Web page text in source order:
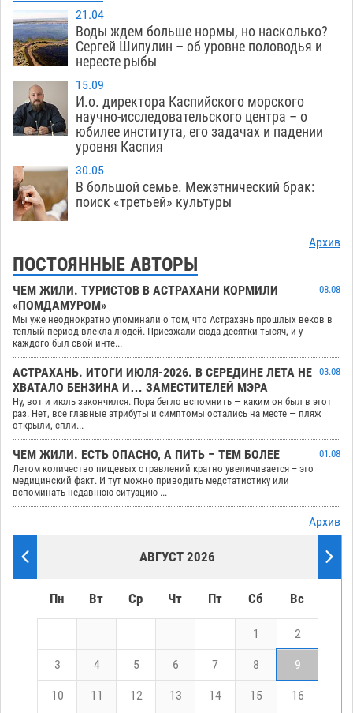
21.04
Воды ждем больше нормы, но насколько?
Сергей Шипулин – об уровне половодья и
нересте рыбы
15.09
И.о. директора Каспийского морского
научно-исследовательского центра – о
юбилее института, его задачах и падении
уровня Каспия
30.05
В большой семье. Межэтнический брак:
поиск «третьей» культуры
Архив
ПОСТОЯННЫЕ АВТОРЫ
ЧЕМ ЖИЛИ. ТУРИСТОВ В АСТРАХАНИ КОРМИЛИ
«ПОМДАМУРОМ»
08.08
Мы уже неоднократно упоминали о том, что Астрахань прошлых веков в
теплый период влекла людей. Приезжали сюда десятки тысяч, и у
каждого был свой инте...
АСТРАХАНЬ. ИТОГИ ИЮЛЯ-2026. В СЕРЕДИНЕ ЛЕТА НЕ
ХВАТАЛО БЕНЗИНА И… ЗАМЕСТИТЕЛЕЙ МЭРА
03.08
Ну, вот и июль закончился. Пора бегло вспомнить — каким он был в этот
раз. Нет, все главные атрибуты и симптомы остались на месте — пляж
открыли, спли...
ЧЕМ ЖИЛИ. ЕСТЬ ОПАСНО, А ПИТЬ – ТЕМ БОЛЕЕ
01.08
Летом количество пищевых отравлений кратно увеличивается – это
медицинский факт. И тут можно приводить медстатистику или
вспоминать недавнюю ситуацию ...
Архив
АВГУСТ 2026
Пн Вт Ср Чт Пт Сб Вс
1 2
3 4 5 6 7 8 9
10 11 12 13 14 15 16